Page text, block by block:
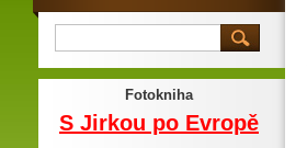
Fotokniha
S Jirkou po Evropě